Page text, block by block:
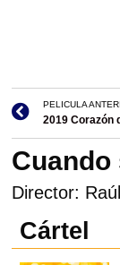
PELICULA
2019 Corazón
Cuando
Director:
Cártel